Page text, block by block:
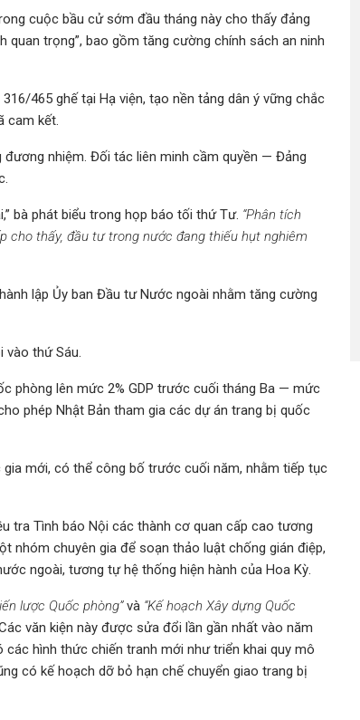
cuộc bầu cử sớm đầu tháng này cho thấy đảng
trọng”, bao gồm tăng cường chính sách an ninh
465 ghế tại Hạ viện, tạo nền tảng dân ý vững chắc
cam kết.
nhiệm. Đối tác liên minh cầm quyền — Đảng
bà phát biểu trong họp báo tối thứ Tư. “Phân tích
cho thấy, đầu tư trong nước đang thiếu hụt nghiêm
lập Ủy ban Đầu tư Nước ngoài nhằm tăng cường
vào thứ Sáu.
phòng lên mức 2% GDP trước cuối tháng Ba — mức
phép Nhật Bản tham gia các dự án trang bị quốc
mới, có thể công bố trước cuối năm, nhằm tiếp tục
tra Tình báo Nội các thành cơ quan cấp cao tương
nhóm chuyên gia để soạn thảo luật chống gián điệp,
ngoài, tương tự hệ thống hiện hành của Hoa Kỳ.
lược Quốc phòng”và “Kế hoạch Xây dựng Quốc
văn kiện này được sửa đổi lần gần nhất vào năm
hình thức chiến tranh mới như triển khai quy mô
có kế hoạch dỡ bỏ hạn chế chuyển giao trang bị